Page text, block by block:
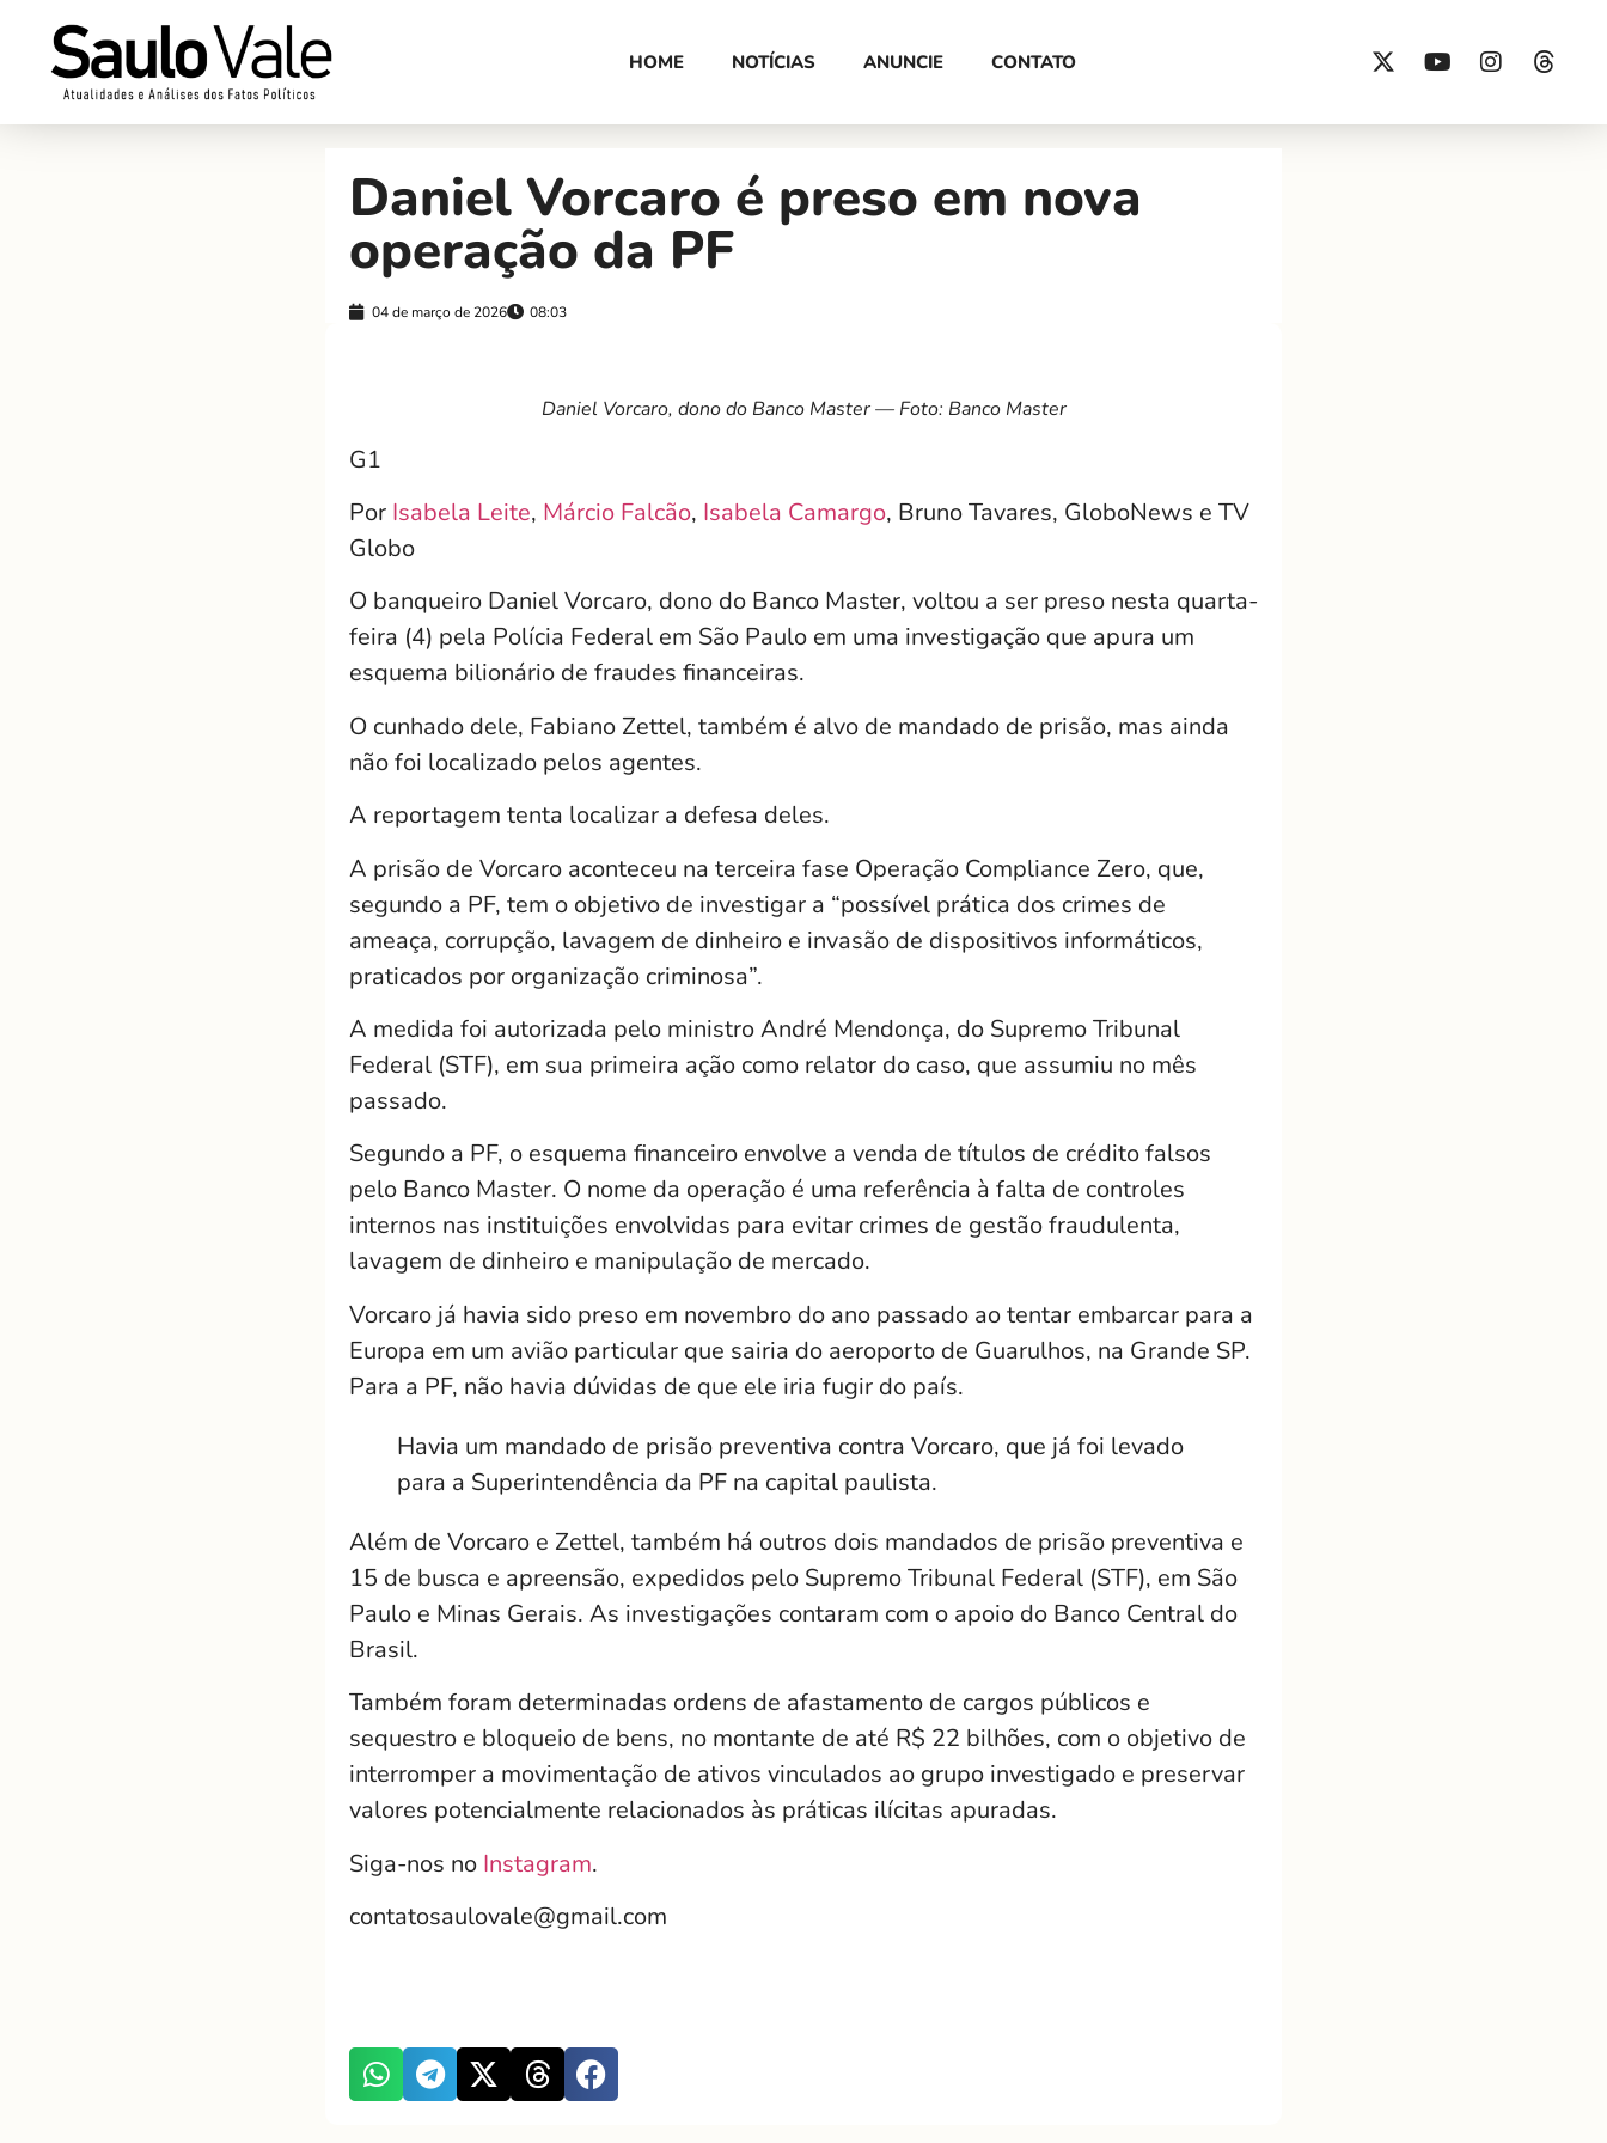
HOME NOTÍCIAS ANUNCIE CONTATO
Daniel Vorcaro é preso em nova
operação da PF
04 de março de 2026 08:03
Daniel Vorcaro, dono do Banco Master — Foto: Banco Master
G1
Por Isabela Leite, Márcio Falcão, Isabela Camargo, Bruno Tavares, GloboNews e TV
Globo
O banqueiro Daniel Vorcaro, dono do Banco Master, voltou a ser preso nesta quarta-
feira (4) pela Polícia Federal em São Paulo em uma investigação que apura um
esquema bilionário de fraudes financeiras.
O cunhado dele, Fabiano Zettel, também é alvo de mandado de prisão, mas ainda
não foi localizado pelos agentes.
A reportagem tenta localizar a defesa deles.
A prisão de Vorcaro aconteceu na terceira fase Operação Compliance Zero, que,
segundo a PF, tem o objetivo de investigar a “possível prática dos crimes de
ameaça, corrupção, lavagem de dinheiro e invasão de dispositivos informáticos,
praticados por organização criminosa”.
A medida foi autorizada pelo ministro André Mendonça, do Supremo Tribunal
Federal (STF), em sua primeira ação como relator do caso, que assumiu no mês
passado.
Segundo a PF, o esquema financeiro envolve a venda de títulos de crédito falsos
pelo Banco Master. O nome da operação é uma referência à falta de controles
internos nas instituições envolvidas para evitar crimes de gestão fraudulenta,
lavagem de dinheiro e manipulação de mercado.
Vorcaro já havia sido preso em novembro do ano passado ao tentar embarcar para a
Europa em um avião particular que sairia do aeroporto de Guarulhos, na Grande SP.
Para a PF, não havia dúvidas de que ele iria fugir do país.
Havia um mandado de prisão preventiva contra Vorcaro, que já foi levado
para a Superintendência da PF na capital paulista.
Além de Vorcaro e Zettel, também há outros dois mandados de prisão preventiva e
15 de busca e apreensão, expedidos pelo Supremo Tribunal Federal (STF), em São
Paulo e Minas Gerais. As investigações contaram com o apoio do Banco Central do
Brasil.
Também foram determinadas ordens de afastamento de cargos públicos e
sequestro e bloqueio de bens, no montante de até R$ 22 bilhões, com o objetivo de
interromper a movimentação de ativos vinculados ao grupo investigado e preservar
valores potencialmente relacionados às práticas ilícitas apuradas.
Siga-nos no Instagram.
contatosaulovale@gmail.com